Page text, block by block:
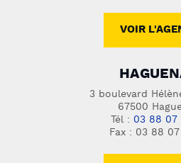
VOIR
3 boulevard
67500
Tél : 03 88 07
Fax : 03 88